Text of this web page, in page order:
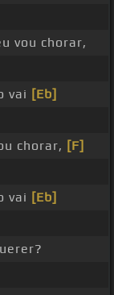
vou chorar,
vai [Eb]
chorar, [F]
vai [Eb]